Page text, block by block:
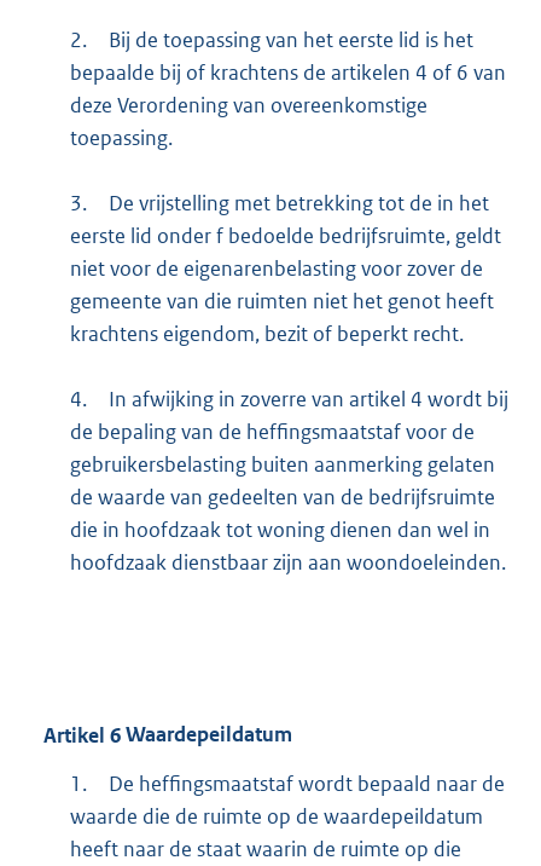
2.
Bij de toepassing van het eerste lid is het
bepaalde bij of krachtens de artikelen 4 of 6 van
deze Verordening van overeenkomstige
toepassing.
3.
De vrijstelling met betrekking tot de in het
eerste lid onder f bedoelde bedrijfsruimte, geldt
niet voor de eigenarenbelasting voor zover de
gemeente van die ruimten niet het genot heeft
krachtens eigendom, bezit of beperkt recht.
4.
In afwijking in zoverre van artikel 4 wordt bij
de bepaling van de heffingsmaatstaf voor de
gebruikersbelasting buiten aanmerking gelaten
de waarde van gedeelten van de bedrijfsruimte
die in hoofdzaak tot woning dienen dan wel in
hoofdzaak dienstbaar zijn aan woondoeleinden.
Artikel 6Waardepeildatum
1.
De heffingsmaatstaf wordt bepaald naar de
waarde die de ruimte op de waardepeildatum
heeft naar de staat waarin de ruimte op die